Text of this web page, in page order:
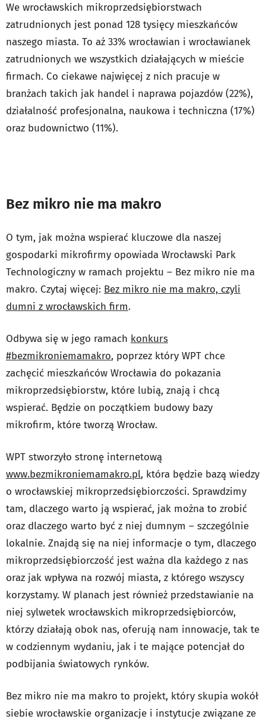
We wrocławskich mikroprzedsiębiorstwach
zatrudnionych jest ponad 128 tysięcy mieszkańców
naszego miasta. To aż 33% wrocławian i wrocławianek
zatrudnionych we wszystkich działających w mieście
firmach. Co ciekawe najwięcej z nich pracuje w
branżach takich jak handel i naprawa pojazdów (22%),
działalność profesjonalna, naukowa i techniczna (17%)
oraz budownictwo (11%).
Bez mikro nie ma makro
O tym, jak można wspierać kluczowe dla naszej
gospodarki mikrofirmy opowiada Wrocławski Park
Technologiczny w ramach projektu – Bez mikro nie ma
makro. Czytaj więcej: Bez mikro nie ma makro, czyli
dumni z wrocławskich firm.
Odbywa się w jego ramach konkurs
#bezmikroniemamakro, poprzez który WPT chce
zachęcić mieszkańców Wrocławia do pokazania
mikroprzedsiębiorstw, które lubią, znają i chcą
wspierać. Będzie on początkiem budowy bazy
mikrofirm, które tworzą Wrocław.
WPT stworzyło stronę internetową
www.bezmikroniemamakro.pl, która będzie bazą wiedzy
o wrocławskiej mikroprzedsiębiorczości. Sprawdzimy
tam, dlaczego warto ją wspierać, jak można to zrobić
oraz dlaczego warto być z niej dumnym – szczególnie
lokalnie. Znajdą się na niej informacje o tym, dlaczego
mikroprzedsiębiorczość jest ważna dla każdego z nas
oraz jak wpływa na rozwój miasta, z którego wszyscy
korzystamy. W planach jest również przedstawianie na
niej sylwetek wrocławskich mikroprzedsiębiorców,
którzy działają obok nas, oferują nam innowacje, tak te
w codziennym wydaniu, jak i te mające potencjał do
podbijania światowych rynków.
Bez mikro nie ma makro to projekt, który skupia wokół
siebie wrocławskie organizacje i instytucje związane ze